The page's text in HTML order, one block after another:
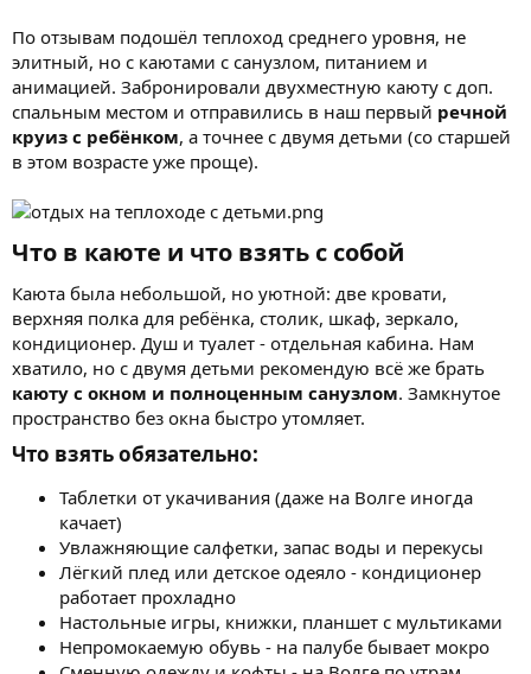
По отзывам подошёл теплоход среднего уровня, не
элитный, но с каютами с санузлом, питанием и
анимацией. Забронировали двухместную каюту с доп.
спальным местом и отправились в наш первый речной
круиз с ребёнком, а точнее с двумя детьми (со старшей
в этом возрасте уже проще).
Что в каюте и что взять с собой​
Каюта была небольшой, но уютной: две кровати,
верхняя полка для ребёнка, столик, шкаф, зеркало,
кондиционер. Душ и туалет - отдельная кабина. Нам
хватило, но с двумя детьми рекомендую всё же брать
каюту с окном и полноценным санузлом. Замкнутое
пространство без окна быстро утомляет.
Что взять обязательно:​
Таблетки от укачивания (даже на Волге иногда
качает)
Увлажняющие салфетки, запас воды и перекусы
Лёгкий плед или детское одеяло - кондиционер
работает прохладно
Настольные игры, книжки, планшет с мультиками
Непромокаемую обувь - на палубе бывает мокро